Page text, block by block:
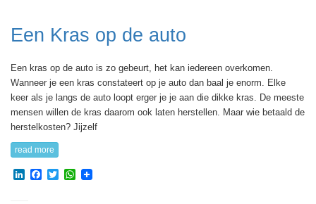
Een Kras op de auto
Een kras op de auto is zo gebeurt, het kan iedereen overkomen.
Wanneer je een kras constateert op je auto dan baal je enorm. Elke
keer als je langs de auto loopt erger je je aan die dikke kras. De meeste
mensen willen de kras daarom ook laten herstellen. Maar wie betaald de
herstelkosten? Jijzelf
read more
LinkedIn
Facebook
TwitterWhatsApp